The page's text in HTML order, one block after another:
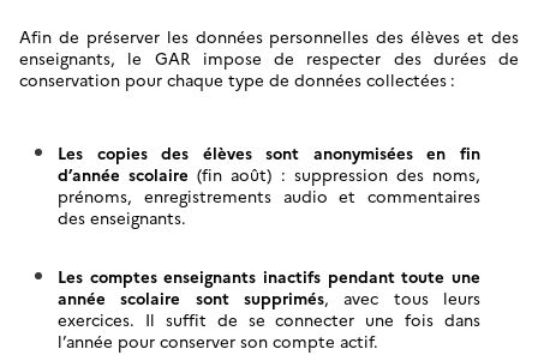
Afin de préserver les données personnelles des élèves et des
enseignants, le GAR impose de respecter des durées de
conservation pour chaque type de données collectées :
Les copies des élèves sont anonymisées en fin
d’année scolaire (fin août) : suppression des noms,
prénoms, enregistrements audio et commentaires
des enseignants.
Les comptes enseignants inactifs pendant toute une
année scolaire sont supprimés, avec tous leurs
exercices. Il suffit de se connecter une fois dans
l’année pour conserver son compte actif.